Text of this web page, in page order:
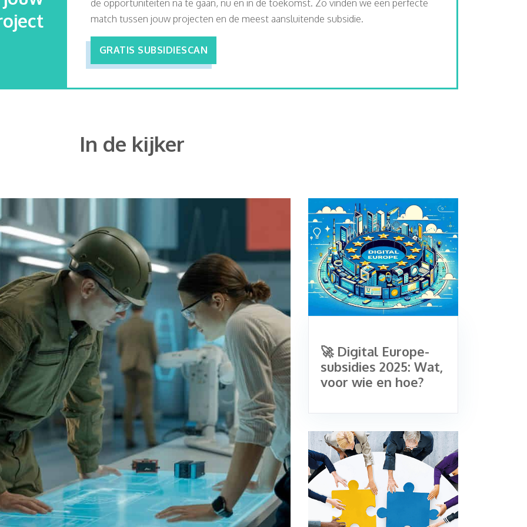
de opportuniteiten na te gaan, nu en in de toekomst. Zo vinden we een perfecte
match tussen jouw projecten en de meest aansluitende subsidie.
GRATIS SUBSIDIESCAN
In de kijker
🚀 Digital Europe-
subsidies 2025: Wat,
voor wie en hoe?